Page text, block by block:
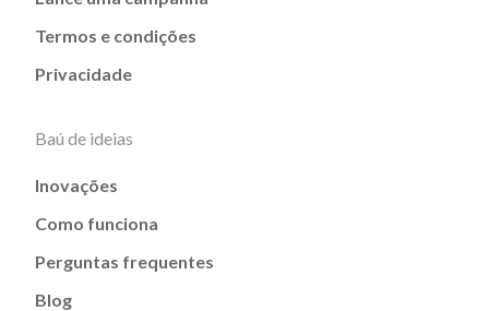
Termos e condições
Privacidade
Baú de ideias
Inovações
Como funciona
Perguntas frequentes
Blog